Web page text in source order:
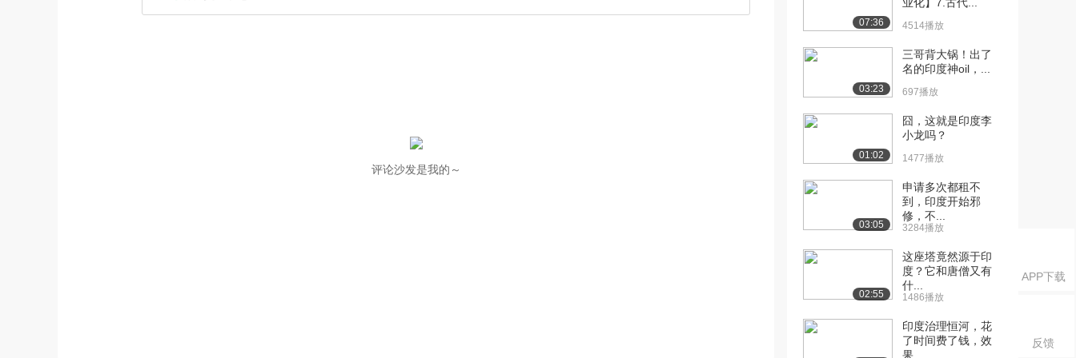
APP下载
反馈
评论沙发是我的～
07:36 4514播放
03:23
三哥背大锅！出了
名的印度神oil，...
697播放
01:02
囧，这就是印度李
小龙吗？
1477播放
03:05
申请多次都租不
到，印度开始邪
修，不...
3284播放
02:55
这座塔竟然源于印
度？它和唐僧又有
什...
1486播放
印度治理恒河，花
了时间费了钱，效
果...